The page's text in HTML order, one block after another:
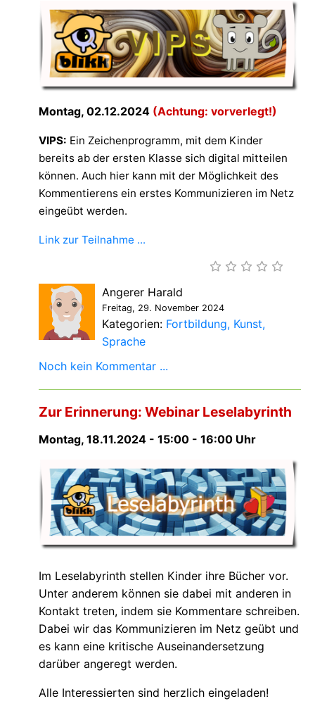
Montag, 02.12.2024 (Achtung: vorverlegt!)
VIPS: Ein Zeichenprogramm, mit dem Kinder
bereits ab der ersten Klasse sich digital mitteilen
können. Auch hier kann mit der Möglichkeit des
Kommentierens ein erstes Kommunizieren im Netz
eingeübt werden.
Link zur Teilnahme ...
Angerer Harald
Freitag, 29. November 2024
Kategorien: Fortbildung Kunst
Sprache
Noch kein Kommentar ...
Zur Erinnerung: Webinar Leselabyrinth
Montag, 18.11.2024 - 15:00 - 16:00 Uhr
Im Leselabyrinth stellen Kinder ihre Bücher vor.
Unter anderem können sie dabei mit anderen in
Kontakt treten, indem sie Kommentare schreiben.
Dabei wir das Kommunizieren im Netz geübt und
es kann eine kritische Auseinandersetzung
darüber angeregt werden.
Alle Interessierten sind herzlich eingeladen!